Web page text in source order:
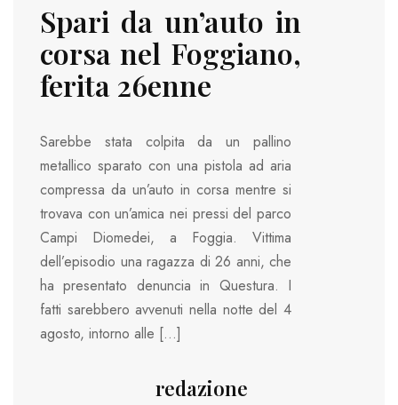
Spari da un’auto in
corsa nel Foggiano,
ferita 26enne
Sarebbe stata colpita da un pallino
metallico sparato con una pistola ad aria
compressa da un’auto in corsa mentre si
trovava con un’amica nei pressi del parco
Campi Diomedei, a Foggia. Vittima
dell’episodio una ragazza di 26 anni, che
ha presentato denuncia in Questura. I
fatti sarebbero avvenuti nella notte del 4
agosto, intorno alle […]
redazione